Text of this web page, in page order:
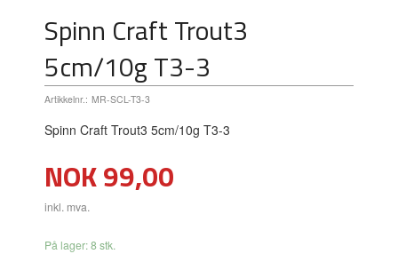
Spinn Craft Trout3
5cm/10g T3-3
Artikkelnr.: MR-SCL-T3-3
Spinn Craft Trout3 5cm/10g T3-3
Pris
NOK99,00
inkl. mva.
På lager: 8 stk.